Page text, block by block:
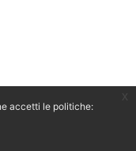
accetti le politiche: